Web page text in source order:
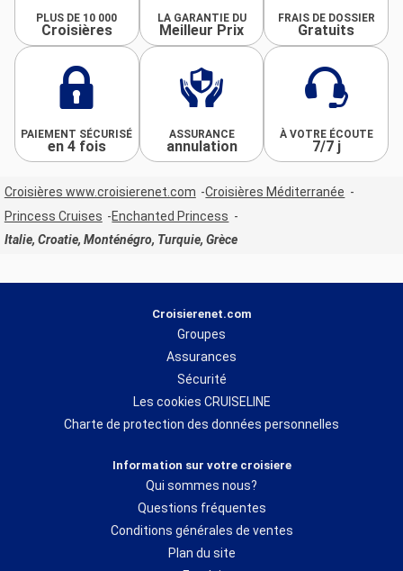
PLUS DE 10 000
Croisières
LA GARANTIE DU
Meilleur Prix
FRAIS DE DOSSIER
Gratuits
PAIEMENT SÉCURISÉ
en 4 fois
ASSURANCE
annulation
À VOTRE ÉCOUTE
7/7 j
Croisières www.croisierenet.com
Croisières Méditerranée
Princess Cruises
Enchanted Princess
Italie, Croatie, Monténégro, Turquie, Grèce
Croisierenet.com
Groupes
Assurances
Sécurité
Les cookies CRUISELINE
Charte de protection des données personnelles
Information sur votre croisiere
Qui sommes nous?
Questions fréquentes
Conditions générales de ventes
Plan du site